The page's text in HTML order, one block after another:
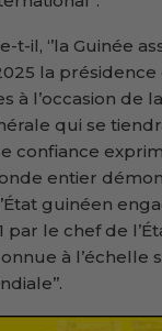
t-il, ‘’la Guinée
la
à l’occasion de
qui se
confiance
entier
guinéen
le chef de
à l’échelle